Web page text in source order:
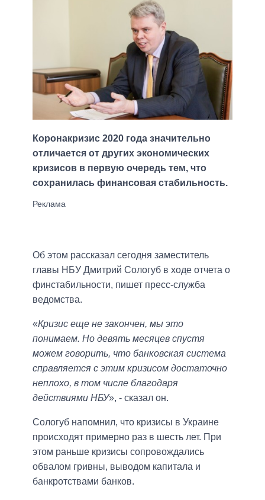
Коронакризис 2020 года значительно
отличается от других экономических
кризисов в первую очередь тем, что
сохранилась финансовая стабильность.
Об этом рассказал сегодня заместитель
главы НБУ Дмитрий Сологуб в ходе отчета о
финстабильности, пишет пресс-служба
ведомства.
«Кризис еще не закончен, мы это
понимаем. Но девять месяцев спустя
можем говорить, что банковская система
справляется с этим кризисом достаточно
неплохо, в том числе благодаря
действиями НБУ», - сказал он.
Сологуб напомнил, что кризисы в Украине
происходят примерно раз в шесть лет. При
этом раньше кризисы сопровождались
обвалом гривны, выводом капитала и
банкротствами банков.